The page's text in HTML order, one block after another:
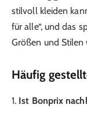
stilvoll kleiden
für alle“, und das
Größen und Stilen
Häufig
1. Ist Bonprix